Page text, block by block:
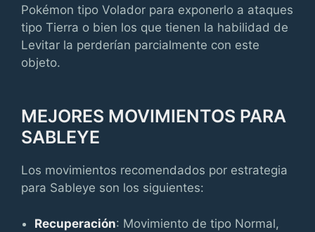
Pokémon tipo Volador para exponerlo a ataques
tipo Tierra o bien los que tienen la habilidad de
Levitar la perderían parcialmente con este
objeto.
MEJORES MOVIMIENTOS PARA
SABLEYE
Los movimientos recomendados por estrategia
para Sableye son los siguientes:
Recuperación: Movimiento de tipo Normal,